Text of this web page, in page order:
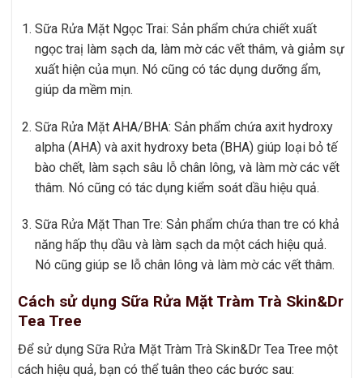
Sữa Rửa Mặt Ngọc Trai: Sản phẩm chứa chiết xuất
ngọc traị làm sạch da, làm mờ các vết thâm, và giảm sự
xuất hiện của mụn. Nó cũng có tác dụng dưỡng ẩm,
giúp da mềm mịn.
Sữa Rửa Mặt AHA/BHA: Sản phẩm chứa axit hydroxy
alpha (AHA) và axit hydroxy beta (BHA) giúp loại bỏ tế
bào chết, làm sạch sâu lỗ chân lông, và làm mờ các vết
thâm. Nó cũng có tác dụng kiểm soát dầu hiệu quả.
Sữa Rửa Mặt Than Tre: Sản phẩm chứa than tre có khả
năng hấp thụ dầu và làm sạch da một cách hiệu quả.
Nó cũng giúp se lỗ chân lông và làm mờ các vết thâm.
Cách sử dụng Sữa Rửa Mặt Tràm Trà Skin&Dr
Tea Tree
Để sử dụng Sữa Rửa Mặt Tràm Trà Skin&Dr Tea Tree một
cách hiệu quả, bạn có thể tuân theo các bước sau: